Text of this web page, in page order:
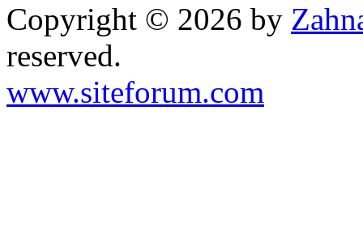
Copyright © 2026 by
reserved.
www.siteforum.com